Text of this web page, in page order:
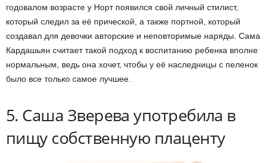
годовалом возрасте у Норт появился свой личный стилист,
который следил за её прической, а также портной, который
создавал для девочки авторские и неповторимые наряды. Сама
Кардашьян считает такой подход к воспитанию ребенка вполне
нормальным, ведь она хочет, чтобы у её наследницы с пеленок
было все только самое лучшее.
5. Саша Зверева употребила в
пищу собственную плаценту